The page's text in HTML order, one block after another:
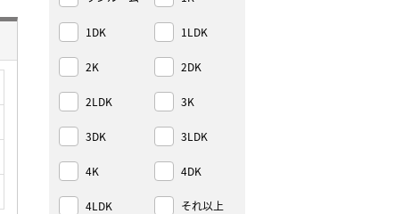
1DK 1LDK
2K 2DK
2LDK 3K
3DK 3LDK
4K 4DK
4LDK それ以上